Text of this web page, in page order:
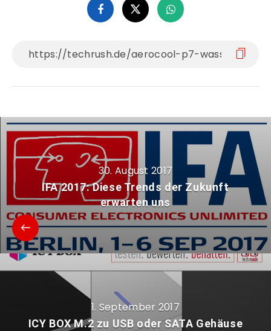
30. August 2017
IFA 2017: Diese Trends der Zukunft
erwarten uns
1. September 2017
ICY BOX M.2 zu USB oder SATA Gehäuse